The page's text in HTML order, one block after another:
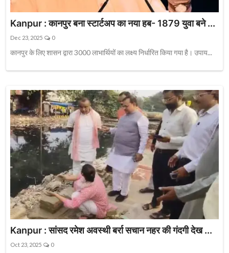
Kanpur : कानपुर बना स्टार्टअप का नया हब- 1879 युवा बने ...
Dec 23, 2025 0
कानपुर के लिए शासन द्वारा 3000 लाभार्थियों का लक्ष्य निर्धारित किया गया है। उपाय...
Kanpur : सांसद रमेश अवस्थी बर्रा सचान नहर की गंदगी देख ...
Oct 23, 2025 0